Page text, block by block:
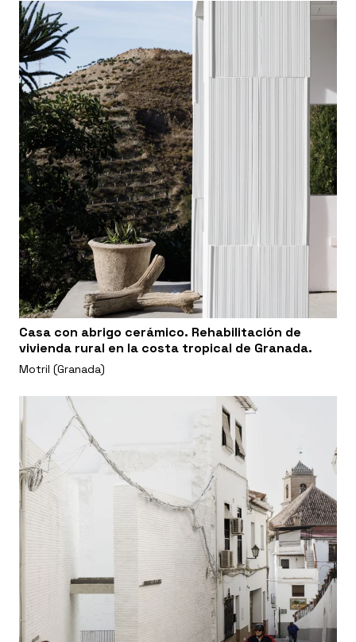
Casa con abrigo cerámico. Rehabilitación de
vivienda rural en la costa tropical de Granada.
Motril (Granada)